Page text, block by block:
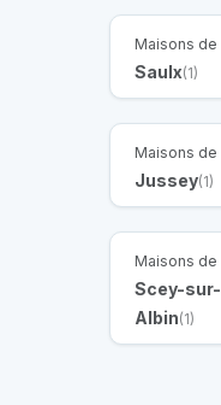
Maisons de
Saulx(1)
Maisons de
Jussey(1)
Maisons de
Scey-
Albin(1)